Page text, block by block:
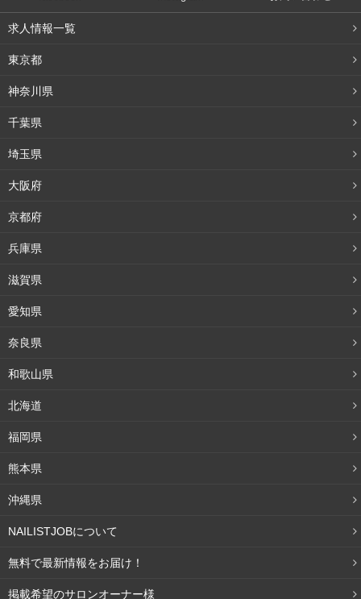
デメリット
ジェルネイルと比較すると、取り扱いサロンが圧倒的に少
ないのが難点です。サロンが少ないと、すぐに行きたいと
なアートは可能ですが、ストーンやスタッズなどをたくさ
ん取り入れた立体的なザインのアートは難しいようです。
・爪が薄くて弱い人
・爪への負担を少しでも軽くしたい人
・ジェルネイルのツヤが好きな人
・セルフネイルをする人
求人情報一覧
東京都
神奈川県
千葉県
埼玉県
大阪府
京都府
兵庫県
滋賀県
愛知県
奈良県
和歌山県
北海道
福岡県
熊本県
沖縄県
NAILISTJOBについて
無料で最新情報をお届け！
掲載希望のサロンオーナー様